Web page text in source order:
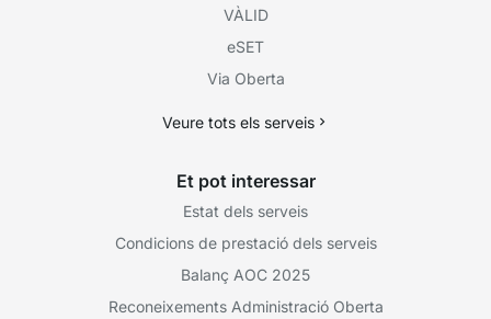
VÀLID
eSET
Via Oberta
Veure tots els serveis
Et pot interessar
Estat dels serveis
Condicions de prestació dels serveis
Balanç AOC 2025
Reconeixements Administració Oberta